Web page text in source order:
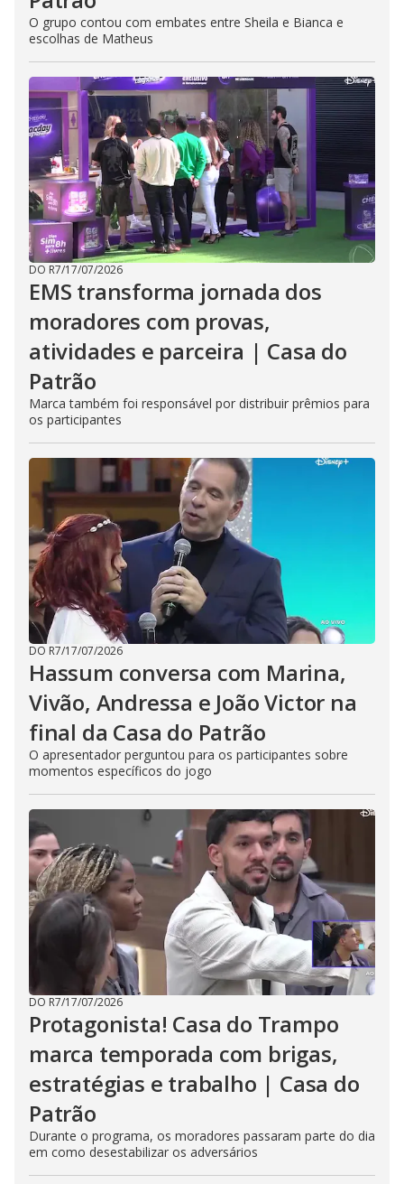
O grupo contou com embates entre Sheila e Bianca e
escolhas de Matheus
DO R7/17/07/2026
EMS transforma jornada dos
moradores com provas,
atividades e parceira | Casa do
Patrão
Marca também foi responsável por distribuir prêmios para
os participantes
DO R7/17/07/2026
Hassum conversa com Marina,
Vivão, Andressa e João Victor na
final da Casa do Patrão
O apresentador perguntou para os participantes sobre
momentos específicos do jogo
DO R7/17/07/2026
Protagonista! Casa do Trampo
marca temporada com brigas,
estratégias e trabalho | Casa do
Patrão
Durante o programa, os moradores passaram parte do dia
em como desestabilizar os adversários